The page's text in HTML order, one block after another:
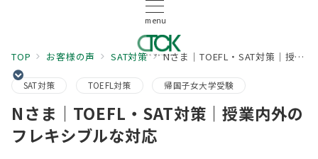
menu
TOP お客様の声 SAT対策 Nさま｜TOEFL・SAT対策｜授業内外のフレキシブルな対応
SAT対策 TOEFL対策 帰国子女大学受験
Nさま｜TOEFL・SAT対策｜授業内外の
フレキシブルな対応